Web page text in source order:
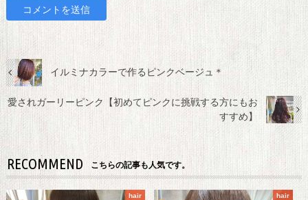
イルミナカラーで作るピンクベージュ＊
愛されガーリーピンク【初めてピンクに挑戦する方にもお
すすめ】
RECOMMEND こちらの記事も人気です。
hair hair